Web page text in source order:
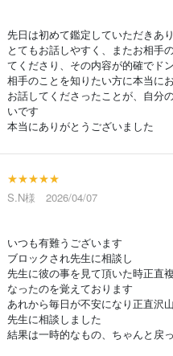
先日は初めて鑑定していただきあ
とてもお話しやすく、またお相手
てくださり、その内容が的確でド
相手のことを知りたい方に本当に
お話してくださったことが、自分
いです
本当にありがとうございました
★★★★★
S.N様 2026/04/07
いつも有難うございます
ブロックされ先生に相談し
先生に彼の事を見て頂いた時正直
なったのを覚えております
あれから毎日が不安になり正直沢
先生に相談しました
結果は一時的なもの、ちゃんと戻